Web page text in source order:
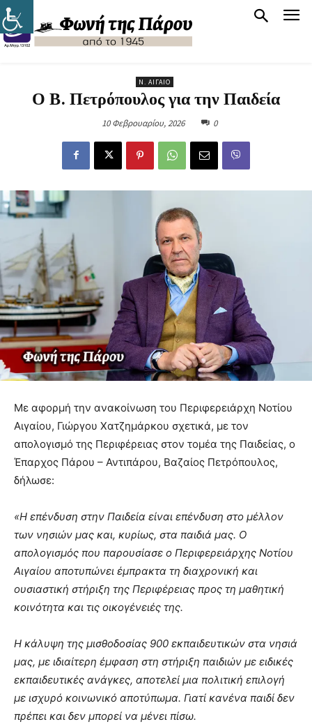
Ν. ΑΙΓΑΊΟ
Ο Β. Πετρόπουλος για την Παιδεία
10 Φεβρουαρίου, 2026 0
Με αφορμή την ανακοίνωση του Περιφερειάρχη Νοτίου
Αιγαίου, Γιώργου Χατζημάρκου σχετικά, με τον
απολογισμό της Περιφέρειας στον τομέα της Παιδείας, ο
Έπαρχος Πάρου – Αντιπάρου, Βαζαίος Πετρόπουλος,
δήλωσε:
«Η επένδυση στην Παιδεία είναι επένδυση στο μέλλον
των νησιών μας και, κυρίως, στα παιδιά μας. Ο
απολογισμός που παρουσίασε ο Περιφερειάρχης Νοτίου
Αιγαίου αποτυπώνει έμπρακτα τη διαχρονική και
ουσιαστική στήριξη της Περιφέρειας προς τη μαθητική
κοινότητα και τις οικογένειές της.
Η κάλυψη της μισθοδοσίας 900 εκπαιδευτικών στα νησιά
μας, με ιδιαίτερη έμφαση στη στήριξη παιδιών με ειδικές
εκπαιδευτικές ανάγκες, αποτελεί μια πολιτική επιλογή
με ισχυρό κοινωνικό αποτύπωμα. Γιατί κανένα παιδί δεν
πρέπει και δεν μπορεί να μένει πίσω.